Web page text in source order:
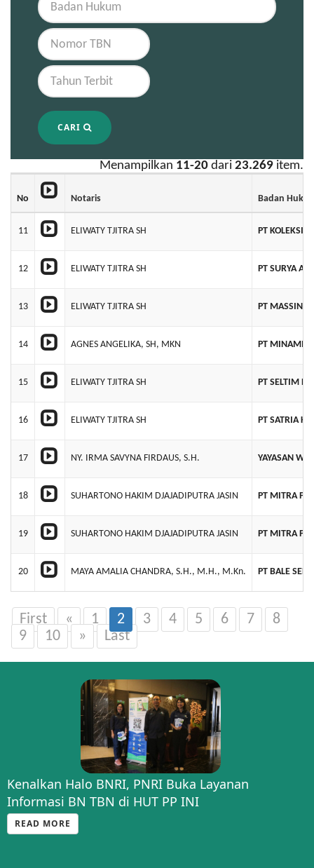
CARI
Menampilkan 11-20 dari 23.269 item.
No Notaris Badan
11 ELIWATY TJITRA SH PT KOLEKSI
12 ELIWATY TJITRA SH PT SURYA
13 ELIWATY TJITRA SH PT
14 AGNES ANGELIKA, SH, MKN PT MINAMI
15 ELIWATY TJITRA SH PT SELTIM
16 ELIWATY TJITRA SH PT SATRIA
17 NY. IRMA SAVYNA FIRDAUS, S.H. YAYASAN
18 SUHARTONO HAKIM DJAJADIPUTRA JASIN PT MITRA
19 SUHARTONO HAKIM DJAJADIPUTRA JASIN PT MITRA
20 MAYA AMALIA CHANDRA, S.H., M.H., M.Kn. PT BALE
First « 1 2 3 4 5 6 7
8
9
10 » Last
Kenalkan Halo BNRI, PNRI Buka Layanan
Informasi BN TBN di HUT PP INI
READ MORE